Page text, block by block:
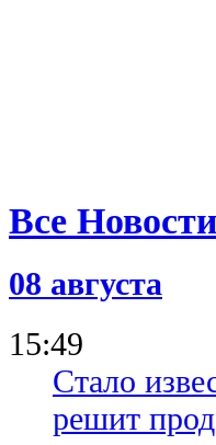
Все Новости
08 августа
15:49
Стало
решит